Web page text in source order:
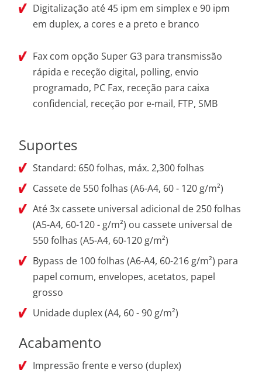
Digitalização até 45 ipm em simplex e 90 ipm
em duplex, a cores e a preto e branco
Fax com opção Super G3 para transmissão
rápida e receção digital, polling, envio
programado, PC Fax, receção para caixa
confidencial, receção por e-mail, FTP, SMB
Suportes
Standard: 650 folhas, máx. 2,300 folhas
Cassete de 550 folhas (A6-A4, 60 - 120 g/m²)
Até 3x cassete universal adicional de 250 folhas
(A5-A4, 60-120 - g/m²) ou cassete universal de
550 folhas (A5-A4, 60-120 g/m²)
Bypass de 100 folhas (A6-A4, 60-216 g/m²) para
papel comum, envelopes, acetatos, papel
grosso
Unidade duplex (A4, 60 - 90 g/m²)
Acabamento
Impressão frente e verso (duplex)